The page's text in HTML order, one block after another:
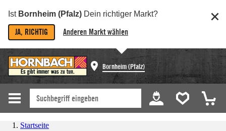
Ist Bornheim (Pfalz) Dein richtiger Markt?
JA, RICHTIG Anderen Markt wählen
Bornheim (Pfalz)
Startseite